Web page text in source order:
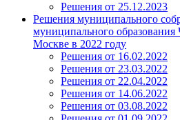
Решения от 25.12.2023
Решения муниципального
муниципального
Москве в 2022 году
Решения от 16.02.2022
Решения от 23.03.2022
Решения от 22.04.2022
Решения от 14.06.2022
Решения от 03.08.2022